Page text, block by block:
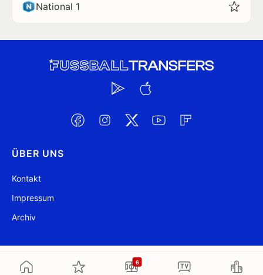
6
National 1
ÜBER UNS
Kontakt
Impressum
Archiv
@ FussballTransfers.com 2009-2026